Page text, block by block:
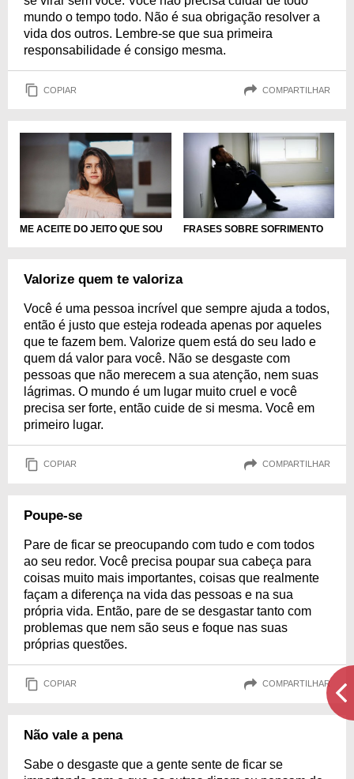
mundo o tempo todo. Não é sua obrigação resolver a
vida dos outros. Lembre-se que sua primeira
responsabilidade é consigo mesma.
COPIAR COMPARTILHAR
ME ACEITE DO JEITO QUE SOU FRASES SOBRE SOFRIMENTO
Valorize quem te valoriza
Você é uma pessoa incrível que sempre ajuda a todos,
então é justo que esteja rodeada apenas por aqueles
que te fazem bem. Valorize quem está do seu lado e
quem dá valor para você. Não se desgaste com
pessoas que não merecem a sua atenção, nem suas
lágrimas. O mundo é um lugar muito cruel e você
precisa ser forte, então cuide de si mesma. Você em
primeiro lugar.
COPIAR COMPARTILHAR
Poupe-se
Pare de ficar se preocupando com tudo e com todos
ao seu redor. Você precisa poupar sua cabeça para
coisas muito mais importantes, coisas que realmente
façam a diferença na vida das pessoas e na sua
própria vida. Então, pare de se desgastar tanto com
problemas que nem são seus e foque nas suas
próprias questões.
COPIAR COMPARTILHAR
Não vale a pena
Sabe o desgaste que a gente sente de ficar se